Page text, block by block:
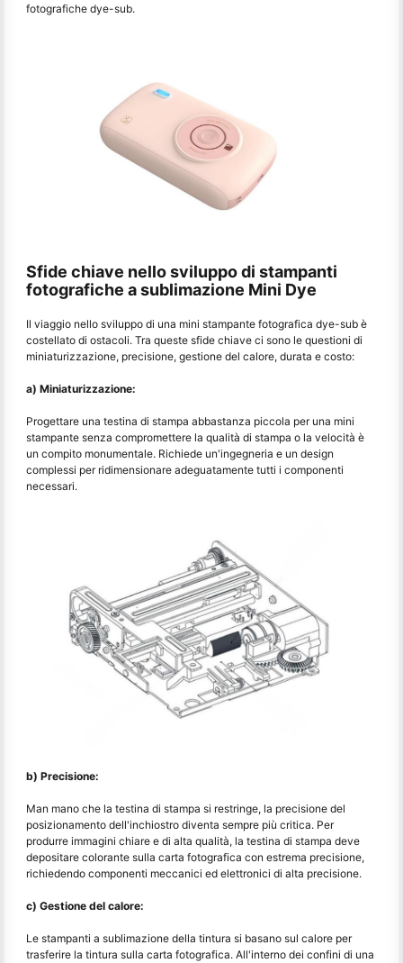
fotografiche dye-sub.
Sfide chiave nello sviluppo di stampanti
fotografiche a sublimazione Mini Dye
Il viaggio nello sviluppo di una mini stampante fotografica dye-sub è
costellato di ostacoli. Tra queste sfide chiave ci sono le questioni di
miniaturizzazione, precisione, gestione del calore, durata e costo:
a) Miniaturizzazione:
Progettare una testina di stampa abbastanza piccola per una mini
stampante senza compromettere la qualità di stampa o la velocità è
un compito monumentale. Richiede un'ingegneria e un design
complessi per ridimensionare adeguatamente tutti i componenti
necessari.
b) Precisione:
Man mano che la testina di stampa si restringe, la precisione del
posizionamento dell'inchiostro diventa sempre più critica. Per
produrre immagini chiare e di alta qualità, la testina di stampa deve
depositare colorante sulla carta fotografica con estrema precisione,
richiedendo componenti meccanici ed elettronici di alta precisione.
c) Gestione del calore:
Le stampanti a sublimazione della tintura si basano sul calore per
trasferire la tintura sulla carta fotografica. All'interno dei confini di una